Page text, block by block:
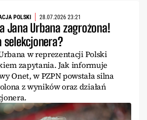
POLSKI 28.07.2026 23:21
Jana Urbana zagrożona!
selekcjonera?
w reprezentacji Polski
zapytania. Jak informuje
Onet, w PZPN powstała silna
z wyników oraz działań